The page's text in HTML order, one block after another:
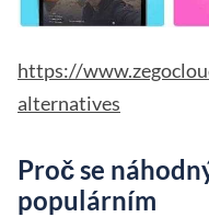
https://
alternatives
Proč se
populárním